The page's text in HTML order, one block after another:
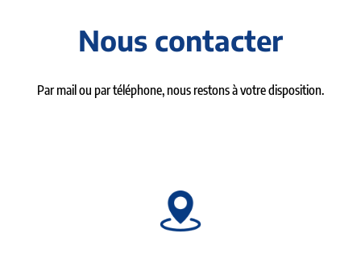
Nous contacter
Par mail ou par téléphone, nous restons à votre disposition.